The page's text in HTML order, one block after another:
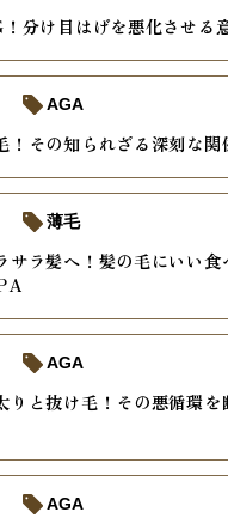
分け目はげを悪化させる
！その知られざる深刻な関
AGA
サラ髪へ！髪の毛にいい食
薄毛
りと抜け毛！その悪循環を
AGA
AGA